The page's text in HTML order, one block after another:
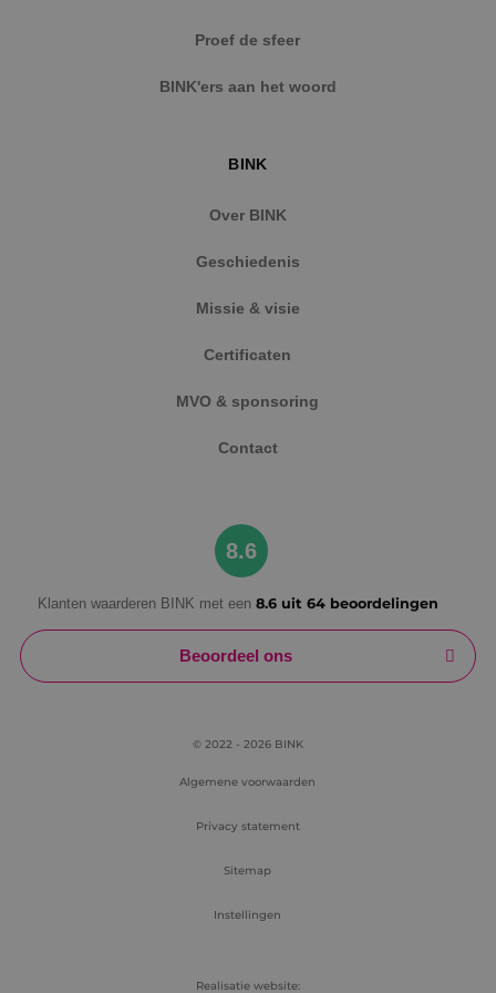
Proef de sfeer
BINK'ers aan het woord
BINK
Over BINK
Geschiedenis
Missie & visie
Certificaten
MVO & sponsoring
Contact
8.6
Klanten waarderen BINK met een 8.6 uit 64 beoordelingen
Beoordeel ons
© 2022 - 2026 BINK
Algemene voorwaarden
Privacy statement
Sitemap
Instellingen
Realisatie website:
Strikt noodzakelijke cookies maken de
website kan niet goed worden gebruikt zonder de
weken